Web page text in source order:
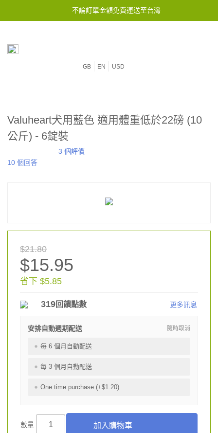
不論訂單金額免費運送至台灣
GB EN USD
Valuheart犬用藍色 適用體重低於22磅 (10
公斤) - 6錠裝
3 個評價
10 個回答
$21.80
$15.95
省下 $5.85
319回饋點數 更多訊息
隨時取消
安排自動週期配送
每 6 個月自動配送
每 3 個月自動配送
One time purchase (+$1.20)
數量